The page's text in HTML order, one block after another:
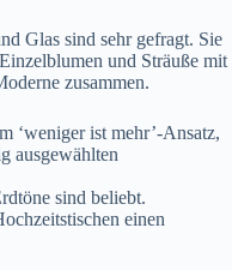
Glas sind sehr gefragt. Sie
und Sträuße mit
zusammen.
‘weniger ist mehr’-Ansatz,
ausgewählten
sind beliebt.
einen